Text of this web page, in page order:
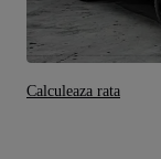
Calculeaza rata